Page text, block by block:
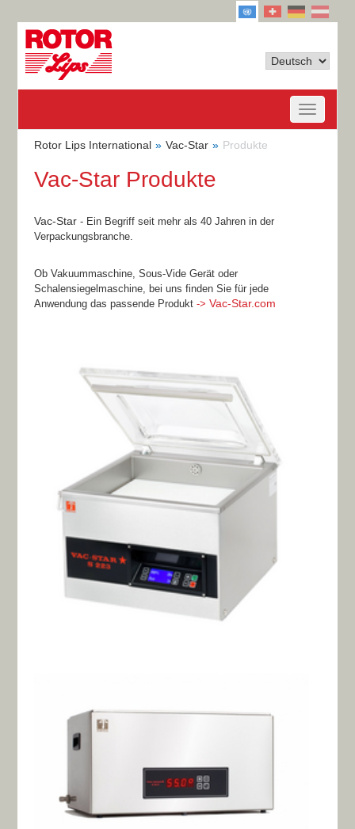
Rotor Lips International Vac-Star Produkte
Vac-Star Produkte
Vac-Star- Ein Begriff seit mehr als 40 Jahren in der
Verpackungsbranche.
Ob Vakuummaschine, Sous-Vide Gerät oder
Schalensiegelmaschine, bei uns finden Sie für jede
Anwendung das passende Produkt->Vac-Star.com